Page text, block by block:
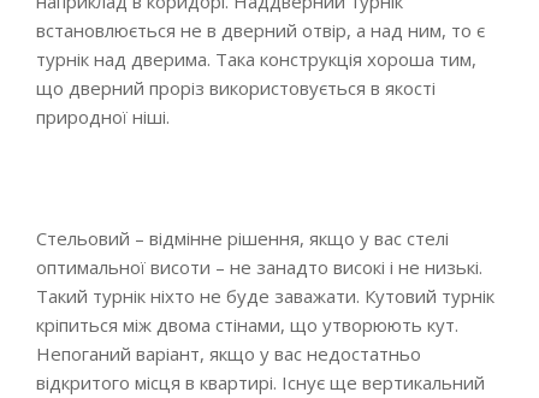
встановлюється не в дверний отвір, а над ним, то є
турнік над дверима. Така конструкція хороша тим,
що дверний проріз використовується в якості
природної ніші.
Стельовий – відмінне рішення, якщо у вас стелі
оптимальної висоти – не занадто високі і не низькі.
Такий турнік ніхто не буде заважати. Кутовий турнік
кріпиться між двома стінами, що утворюють кут.
Непоганий варіант, якщо у вас недостатньо
відкритого місця в квартирі. Існує ще вертикальний